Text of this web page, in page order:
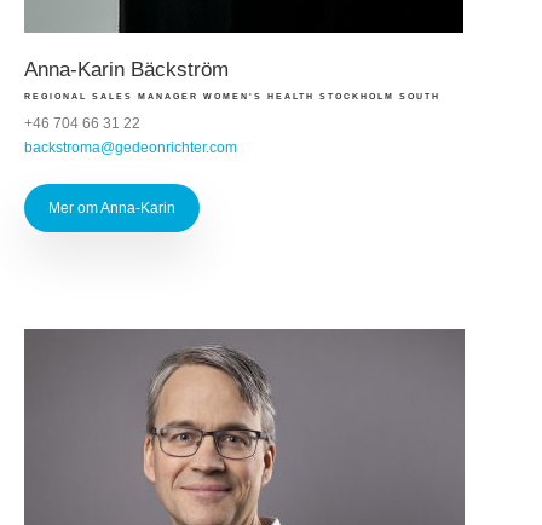
Anna-Karin Bäckström
REGIONAL SALES MANAGER WOMEN'S HEALTH STOCKHOLM SOUTH
+46 704 66 31 22
backstroma@gedeonrichter.com
Mer om Anna-Karin